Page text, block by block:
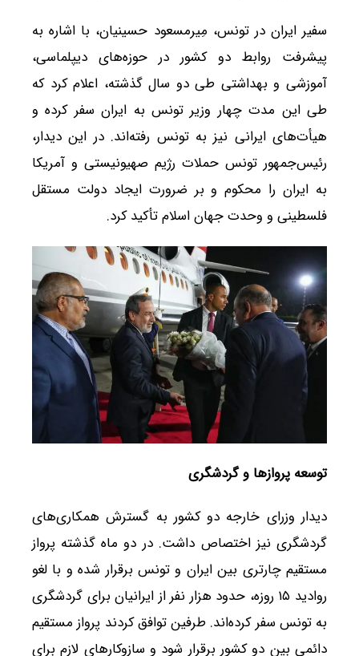
سفیر ایران در تونس، مِیرمسعود حسینیان، با اشاره به
پیشرفت روابط دو کشور در حوزه‌های دیپلماسی،
آموزشی و بهداشتی طی دو سال گذشته، اعلام کرد که
طی این مدت چهار وزیر تونس به ایران سفر کرده و
هیأت‌های ایرانی نیز به تونس رفته‌اند. در این دیدار،
رئیس‌جمهور تونس حملات رژیم صهیونیستی و آمریکا
به ایران را محکوم و بر ضرورت ایجاد دولت مستقل
فلسطینی و وحدت جهان اسلام تأکید کرد.
توسعه پروازها و گردشگری
دیدار وزرای خارجه دو کشور به گسترش همکاری‌های
گردشگری نیز اختصاص داشت. در دو ماه گذشته پرواز
مستقیم چارتری بین ایران و تونس برقرار شده و با لغو
روادید ۱۵ روزه، حدود هزار نفر از ایرانیان برای گردشگری
به تونس سفر کرده‌اند. طرفین توافق کردند پرواز مستقیم
دائمی بین دو کشور برقرار شود و سازوکارهای لازم برای